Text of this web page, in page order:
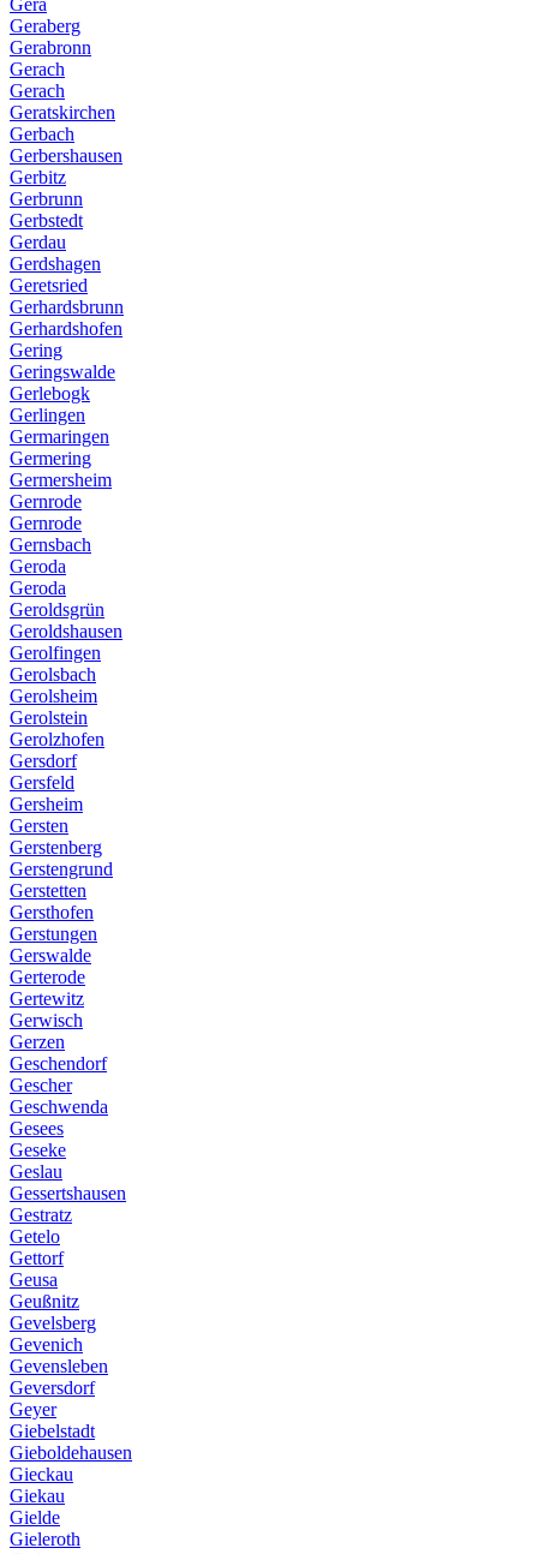
Gera
Geraberg
Gerabronn
Gerach
Gerach
Geratskirchen
Gerbach
Gerbershausen
Gerbitz
Gerbrunn
Gerbstedt
Gerdau
Gerdshagen
Geretsried
Gerhardsbrunn
Gerhardshofen
Gering
Geringswalde
Gerlebogk
Gerlingen
Germaringen
Germering
Germersheim
Gernrode
Gernrode
Gernsbach
Geroda
Geroda
Geroldsgrün
Geroldshausen
Gerolfingen
Gerolsbach
Gerolsheim
Gerolstein
Gerolzhofen
Gersdorf
Gersfeld
Gersheim
Gersten
Gerstenberg
Gerstengrund
Gerstetten
Gersthofen
Gerstungen
Gerswalde
Gerterode
Gertewitz
Gerwisch
Gerzen
Geschendorf
Gescher
Geschwenda
Gesees
Geseke
Geslau
Gessertshausen
Gestratz
Getelo
Gettorf
Geusa
Geußnitz
Gevelsberg
Gevenich
Gevensleben
Geversdorf
Geyer
Giebelstadt
Gieboldehausen
Gieckau
Giekau
Gielde
Gieleroth